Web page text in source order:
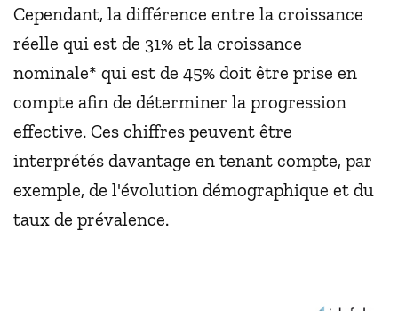
Cependant, la différence entre la croissance
réelle qui est de 31% et la croissance
nominale* qui est de 45% doit être prise en
compte afin de déterminer la progression
effective. Ces chiffres peuvent être
interprétés davantage en tenant compte, par
exemple, de l'évolution démographique et du
taux de prévalence.